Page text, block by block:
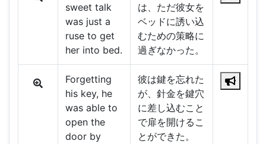
sweet talk
was just a
ruse to get
her into bed.
は、ただ彼女を
ベッドに誘い込
むための策略に
過ぎなかった。
Forgetting
his key, he
was able to
open the
door by
彼は鍵を忘れた
が、針金を鍵穴
に差し込むこと
で扉を開けるこ
とができた。